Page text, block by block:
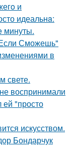
и
идеальнa:
минуты.
Сможешь"
в
свете.
воспринимали
ей "просто
искусством.
Бондарчук